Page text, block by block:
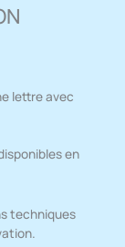
lettre avec
en
techniques